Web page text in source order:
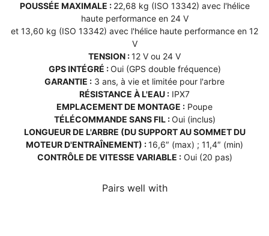
POUSSÉE MAXIMALE : 22,68 kg (ISO 13342) avec l'hélice
haute performance en 24 V
et 13,60 kg (ISO 13342) avec l'hélice haute performance en 12
V
TENSION :12 V ou 24 V
GPS INTÉGRÉ :Oui (GPS double fréquence)
GARANTIE : 3 ans, à vie et limitée pour l'arbre
RÉSISTANCE À L'EAU : IPX7
EMPLACEMENT DE MONTAGE : Poupe
TÉLÉCOMMANDE SANS FIL :Oui (inclus)
LONGUEUR DE L'ARBRE (DU SUPPORT AU SOMMET DU
MOTEUR D'ENTRAÎNEMENT) :16,6″ (max) ; 11,4″ (min)
CONTRÔLE DE VITESSE VARIABLE : Oui (20 pas)
Pairs well with